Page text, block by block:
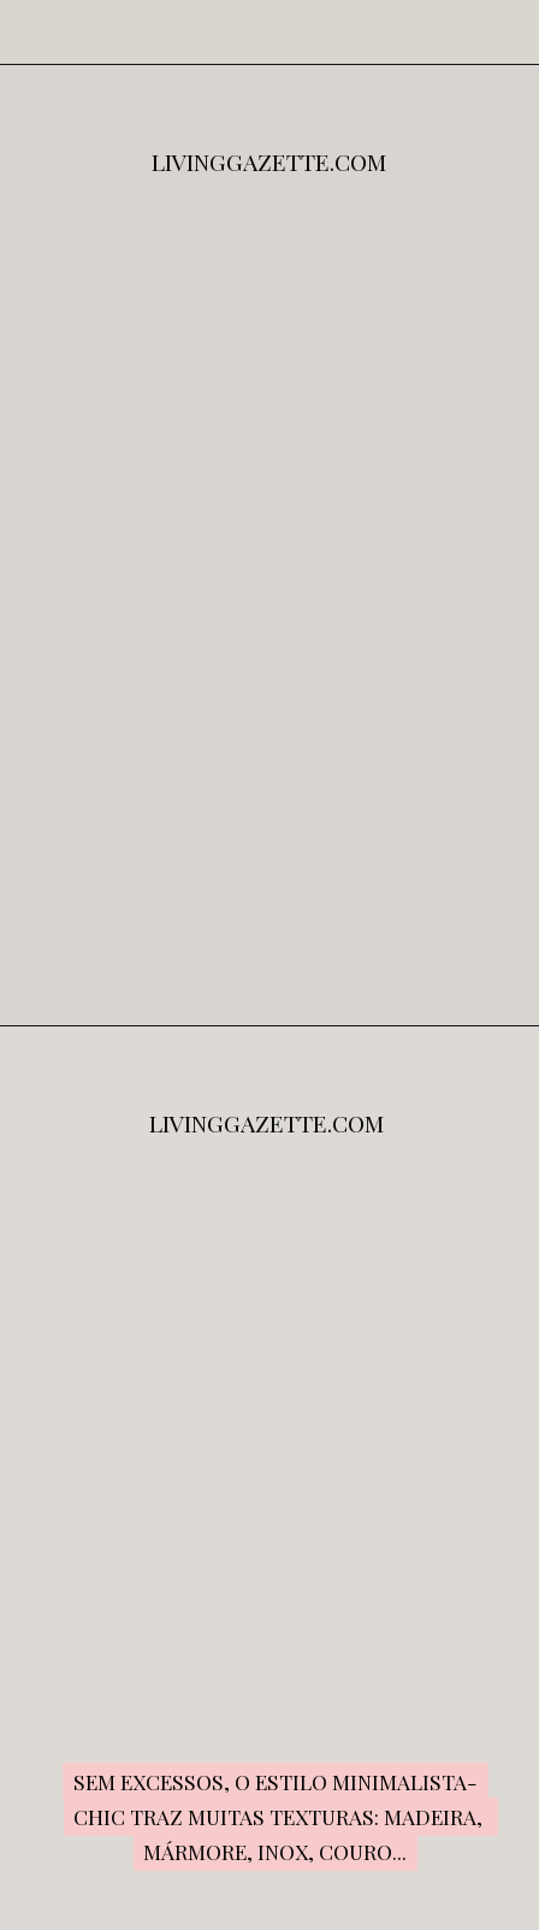
LIVINGGAZETTE.COM
LIVINGGAZETTE.COM
SEM EXCESSOS, O ESTILO MINIMALISTA-
CHIC TRAZ MUITAS TEXTURAS: MADEIRA,
MÁRMORE, INOX, COURO...
SEM EXCESSOS, O ESTILO MINIMALISTA-
CHIC TRAZ MUITAS TEXTURAS: MADEIRA,
MÁRMORE, INOX, COURO...